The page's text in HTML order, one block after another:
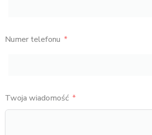
Numer telefonu
Twoja wiadomość